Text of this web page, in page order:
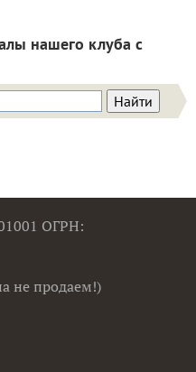
нашего клуба с
ОГРН:
не продаем!)